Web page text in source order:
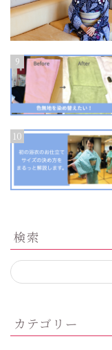
9
10
検索
カテゴリー